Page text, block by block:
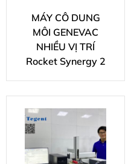
MÁY CÔ DUNG
MÔI GENEVAC
NHIỀU VỊ TRÍ
Rocket Synergy 2